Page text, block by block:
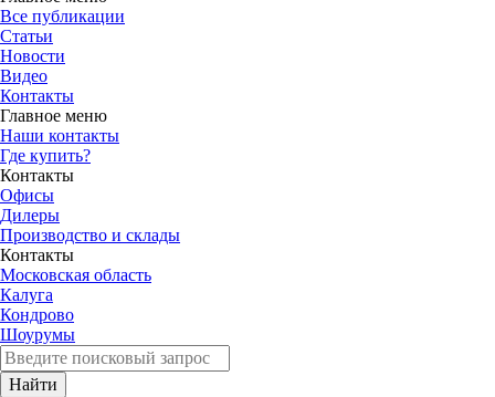
Все публикации
Статьи
Новости
Видео
Контакты
Главное меню
Наши контакты
Где купить?
Контакты
Офисы
Дилеры
Производство и склады
Контакты
Московская область
Калуга
Кондрово
Шоурумы
Найти